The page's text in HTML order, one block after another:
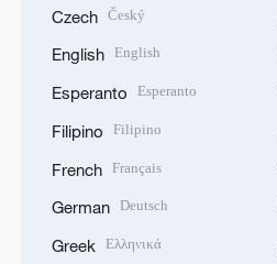
Czech Český
English English
Esperanto Esperanto
Filipino Filipino
French Français
German Deutsch
Greek Ελληνικά